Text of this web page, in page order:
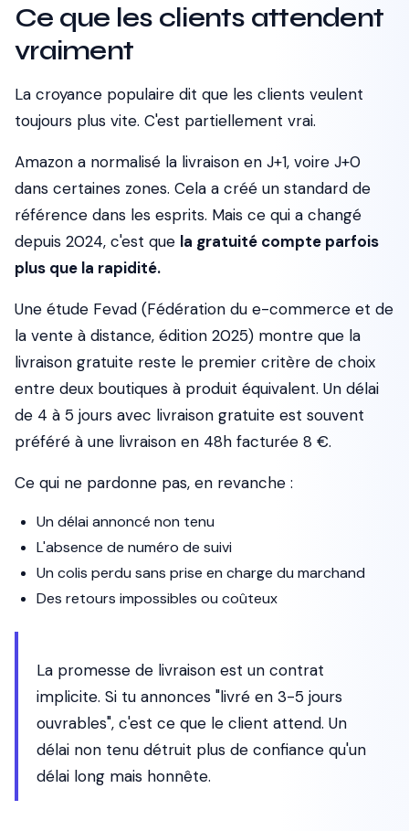
Ce que les clients attendent
vraiment
La croyance populaire dit que les clients veulent
toujours plus vite. C'est partiellement vrai.
Amazon a normalisé la livraison en J+1, voire J+0
dans certaines zones. Cela a créé un standard de
référence dans les esprits. Mais ce qui a changé
depuis 2024, c'est que la gratuité compte parfois
plus que la rapidité.
Une étude Fevad (Fédération du e-commerce et de
la vente à distance, édition 2025) montre que la
livraison gratuite reste le premier critère de choix
entre deux boutiques à produit équivalent. Un délai
de 4 à 5 jours avec livraison gratuite est souvent
préféré à une livraison en 48h facturée 8 €.
Ce qui ne pardonne pas, en revanche :
Un délai annoncé non tenu
L'absence de numéro de suivi
Un colis perdu sans prise en charge du marchand
Des retours impossibles ou coûteux
La promesse de livraison est un contrat
implicite. Si tu annonces "livré en 3-5 jours
ouvrables", c'est ce que le client attend. Un
délai non tenu détruit plus de confiance qu'un
délai long mais honnête.